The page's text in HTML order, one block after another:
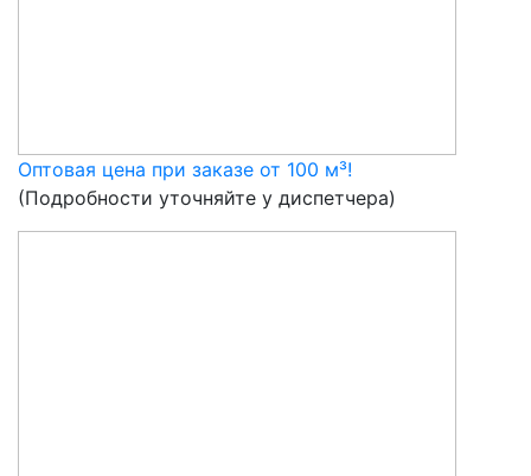
Оптовая цена при заказе от 100 м³!
(Подробности уточняйте у диспетчера)